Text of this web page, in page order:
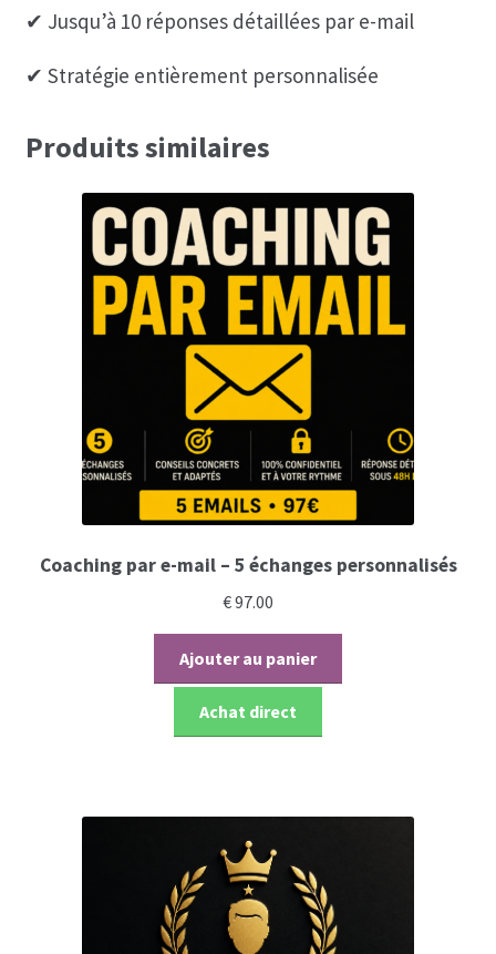
✔ Jusqu’à 10 réponses détaillées par e-mail
✔ Stratégie entièrement personnalisée
Produits similaires
Coaching par e-mail – 5 échanges personnalisés
€97.00
Ajouter au panier
Achat direct